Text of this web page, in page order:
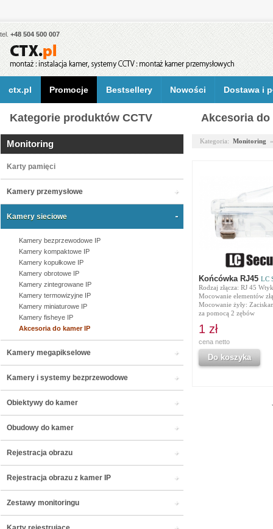
tel. +48 504 500 007
ctx.pl Promocje Bestsellery Nowości Dostawa i
Kategorie produktów CCTV
Monitoring
Karty pamięci
Kamery przemysłowe
Kamery sieciowe
Kamery bezprzewodowe IP
Kamery kompaktowe IP
Kamery kopułkowe IP
Kamery obrotowe IP
Kamery zintegrowane IP
Kamery termowizyjne IP
Kamery miniaturowe IP
Kamery fisheye IP
Akcesoria do kamer IP
Kamery megapikselowe
Kamery i systemy bezprzewodowe
Obiektywy do kamer
Obudowy do kamer
Rejestracja obrazu
Rejestracja obrazu z kamer IP
Zestawy monitoringu
Akcesoria do
Kategoria: Monitoring
Końcówka RJ45 LC
Rodzaj złącza: RJ 45
Mocowanie elementów
Mocowanie żyły:
za pomocą 2 zębów
1 zł
cena netto
Do koszyka